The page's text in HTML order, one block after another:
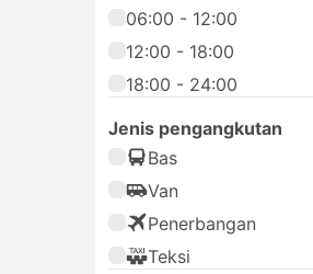
06:00 - 12:00
12:00 - 18:00
18:00 - 24:00
Jenis pengangkutan
Bas
Van
Penerbangan
Teksi